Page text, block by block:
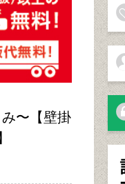
〜【壁掛